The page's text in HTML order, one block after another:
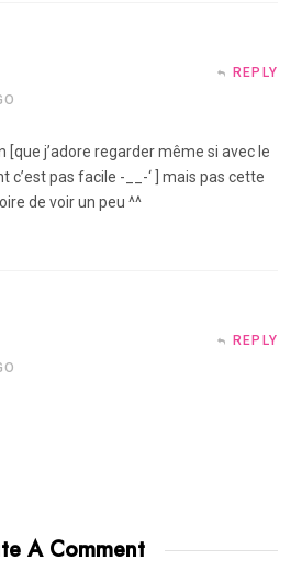
REPLY
[que j’adore regarder même si avec le
c’est pas facile -__-‘ ] mais pas cette
de voir un peu ^^
REPLY
A Comment